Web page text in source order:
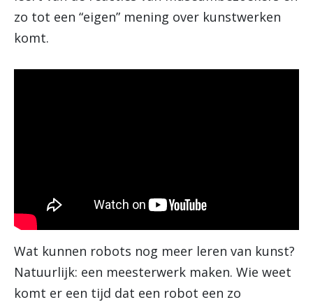
zo tot een “eigen” mening over kunstwerken
komt.
Wat kunnen robots nog meer leren van kunst?
Natuurlijk: een meesterwerk maken. Wie weet
komt er een tijd dat een robot een zo